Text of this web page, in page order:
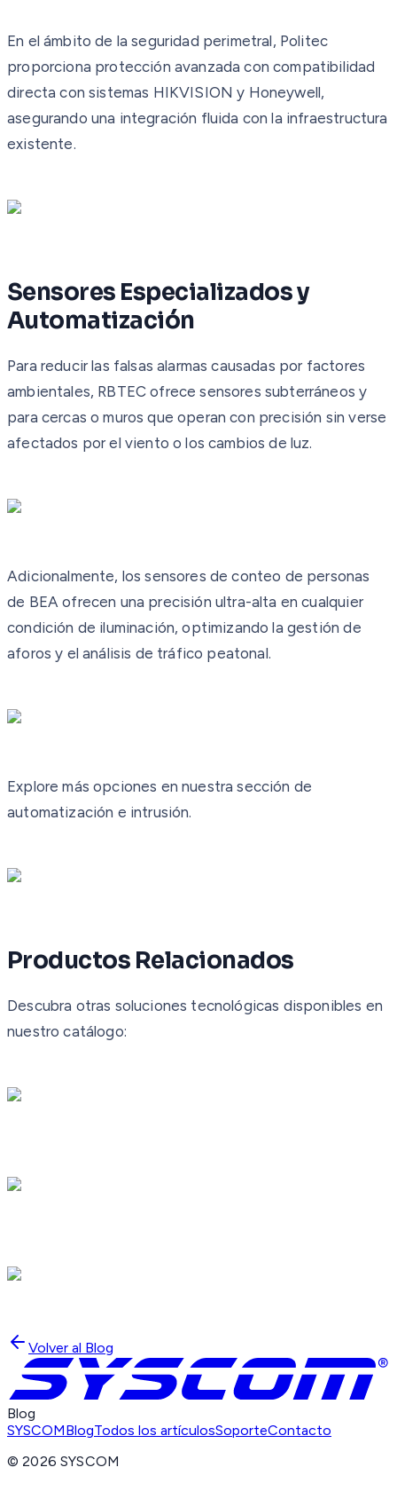
En el ámbito de la seguridad perimetral, Politec
proporciona protección avanzada con compatibilidad
directa con sistemas HIKVISION y Honeywell,
asegurando una integración fluida con la infraestructura
existente.
Sensores Especializados y
Automatización
Para reducir las falsas alarmas causadas por factores
ambientales, RBTEC ofrece sensores subterráneos y
para cercas o muros que operan con precisión sin verse
afectados por el viento o los cambios de luz.
Adicionalmente, los sensores de conteo de personas
de BEA ofrecen una precisión ultra-alta en cualquier
condición de iluminación, optimizando la gestión de
aforos y el análisis de tráfico peatonal.
Explore más opciones en nuestra sección de
automatización e intrusión.
Productos Relacionados
Descubra otras soluciones tecnológicas disponibles en
nuestro catálogo:
Volver al Blog
Blog
SYSCOMBlogTodos los artículosSoporteContacto
©2026 SYSCOM